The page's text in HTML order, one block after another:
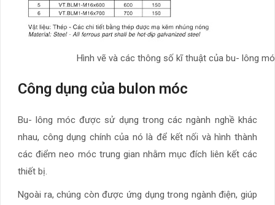
Hình vẽ và các thông số kĩ thuật của bu- lông
Công dụng của bulon móc
Bu- lông móc được sử dụng trong các ngành nghề khác
nhau, công dụng chính của nó là để kết nối và hình thành
các điểm neo móc trung gian nhằm mục đích liên kết các
thiết bị.
Ngoài ra, chúng còn được ứng dụng trong ngành điện, giúp